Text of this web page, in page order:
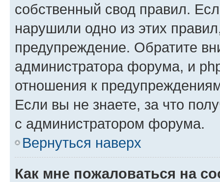
собственный свод правил.
нарушили одно из этих
предупреждение. Обратите
администратора форума, и
отношения к
Если вы не знаете, за что
с администратором форума.
Вернуться наверх
Как мне пожаловаться на